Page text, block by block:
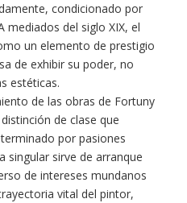
condicionado por
mediados del siglo XIX, el
un elemento de prestigio
de exhibir su poder, no
estéticas.
de las obras de Fortuny
de clase que
por pasiones
singular sirve de arranque
de intereses mundanos
vital del pintor,